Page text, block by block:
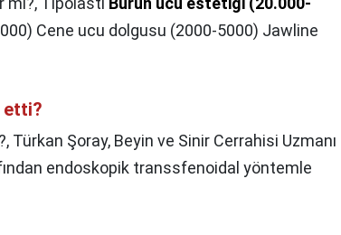
Cene ucu dolgusu (2000-5000) Jawline
etti?
Türkan Şoray, Beyin ve Sinir Cerrahisi Uzmanı
endoskopik transsfenoidal yöntemle